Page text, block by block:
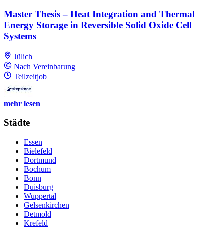
Master Thesis – Heat Integration and Thermal
Energy Storage in Reversible Solid Oxide Cell
Systems
Jülich
Nach Vereinbarung
Teilzeitjob
mehr lesen
Städte
Essen
Bielefeld
Dortmund
Bochum
Bonn
Duisburg
Wuppertal
Gelsenkirchen
Detmold
Krefeld